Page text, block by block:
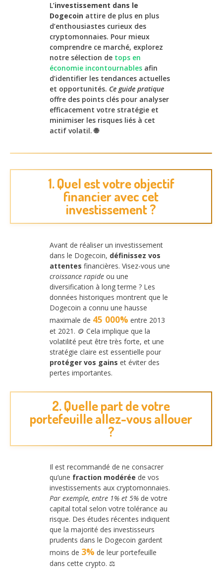
L’investissement dans le
Dogecoin attire de plus en plus
d’enthousiastes curieux des
cryptomonnaies. Pour mieux
comprendre ce marché, explorez
notre sélection de tops en
économie incontournables afin
d’identifier les tendances actuelles
et opportunités. Ce guide pratique
offre des points clés pour analyser
efficacement votre stratégie et
minimiser les risques liés à cet
actif volatil. 🌐
1. Quel est votre objectif
financier avec cet
investissement ?
Avant de réaliser un investissement
dans le Dogecoin, définissez vos
attentes financières. Visez-vous une
croissance rapide ou une
diversification à long terme ? Les
données historiques montrent que le
Dogecoin a connu une hausse
maximale de 45 000% entre 2013
et 2021. 🪙 Cela implique que la
volatilité peut être très forte, et une
stratégie claire est essentielle pour
protéger vos gains et éviter des
pertes importantes.
2. Quelle part de votre
portefeuille allez-vous allouer
?
Il est recommandé de ne consacrer
qu’une fraction modérée de vos
investissements aux cryptomonnaies.
Par exemple, entre 1% et 5% de votre
capital total selon votre tolérance au
risque. Des études récentes indiquent
que la majorité des investisseurs
prudents dans le Dogecoin gardent
moins de 3% de leur portefeuille
dans cette crypto. ⚖️